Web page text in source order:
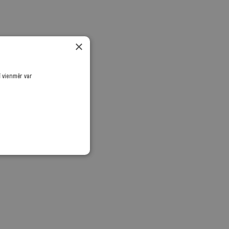
×
var